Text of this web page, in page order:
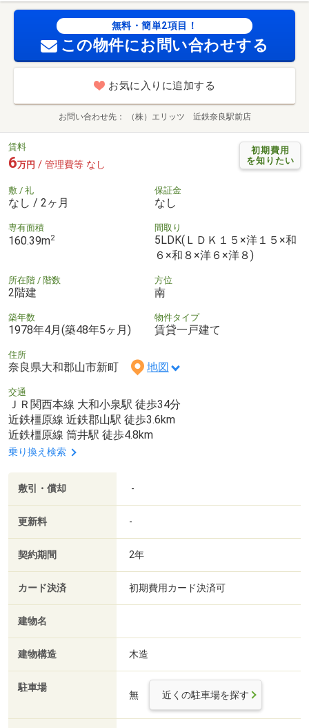
無料・簡単2項目！
この物件にお問い合わせする
お気に入りに追加する
お問い合わせ先 （株）エリッツ 近鉄奈良駅前店
初期費用
を知りたい
賃料
6万円 / 管理費等 なし
敷 / 礼
なし / 2ヶ月
保証金
なし
専有面積
160.39m2
間取り
5LDK(ＬＤＫ１５×洋１５×和
６×和８×洋６×洋８)
所在階 / 階数
2階建
方位
南
築年数
1978年4月(築48年5ヶ月)
物件タイプ
賃貸一戸建て
住所
奈良県大和郡山市新町 地図
交通
ＪＲ関西本線 大和小泉駅 徒歩34分
近鉄橿原線 近鉄郡山駅 徒歩3.6km
近鉄橿原線 筒井駅 徒歩4.8km
乗り換え検索
敷引・償却 -
更新料 -
契約期間 2年
カード決済 初期費用カード決済可
建物名
建物構造 木造
駐車場
無 近くの駐車場を探す